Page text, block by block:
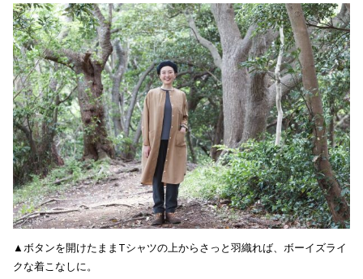
▲ボタンを開けたままTシャツの上からさっと羽織れば、ボーイズライ
クな着こなしに。